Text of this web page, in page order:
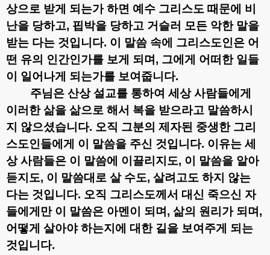
상으로 받게 되는가 하면 예수 그리스도 때문에 비
난을 당하고, 핍박을 당하고 거슬러 모든 악한 말을
받는 다는 것입니다. 이 말씀 속에 그리스도인은 어
떤 유의 인간인가를 보게 되며 , 그에게 어떠한 일들
이 일어나게 되는가를 보여줍니다.
주님은 산상 설교를 통하여 세상 사람들에게
이러한 삶을 삶으로 해서 복을 받으라고 말씀하시
지 않으셨습니다. 오직 그분의 제자된 중생한 그리
스도인들에게 이 말씀을 주신 것입니다. 이유는 세
상 사람들은 이 말씀에 이끌리지도, 이 말씀을 알아
듣지도, 이 말씀대로 살 수도, 살려고도 하지 않는
다는 것입니다. 오직 그리스도께서 대신 죽으신 자
들에게만 이 말씀은 아멘이 되며 , 삶의 원리가 되며 ,
어떻게 살아야 하는지에 대한 길을 보여주게 되는
것입니다.